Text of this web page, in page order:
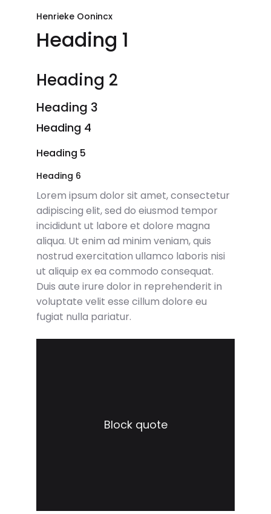
Henrieke Oonincx
Heading 1
Heading 2
Heading 3
Heading 4
Heading 5
Heading 6
Lorem ipsum dolor sit amet, consectetur
adipiscing elit, sed do eiusmod tempor
incididunt ut labore et dolore magna
aliqua. Ut enim ad minim veniam, quis
nostrud exercitation ullamco laboris nisi
ut aliquip ex ea commodo consequat.
Duis aute irure dolor in reprehenderit in
voluptate velit esse cillum dolore eu
fugiat nulla pariatur.
Block quote